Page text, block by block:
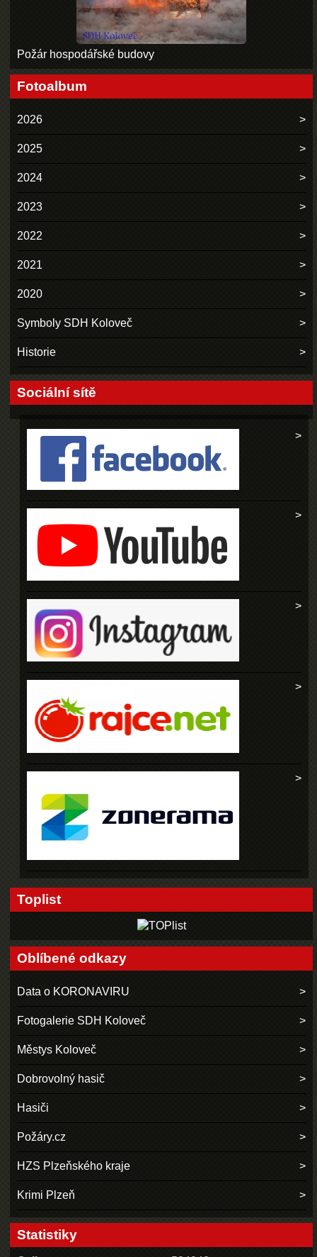
Požár hospodářské budovy
Fotoalbum
2026
2025
2024
2023
2022
2021
2020
Symboly SDH Koloveč
Historie
Sociální sítě
Toplist
Oblíbené odkazy
Data o KORONAVIRU
Fotogalerie SDH Koloveč
Městys Koloveč
Dobrovolný hasič
Hasiči
Požáry.cz
HZS Plzeňského kraje
Krimi Plzeň
Statistiky